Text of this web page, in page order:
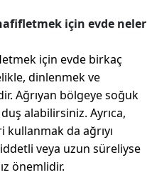
için evde neler
için evde birkaç
dinlenmek ve
Ağrıyan bölgeye soğuk
alabilirsiniz. Ayrıca,
da ağrıyı
veya uzun süreliyse
önemlidir.